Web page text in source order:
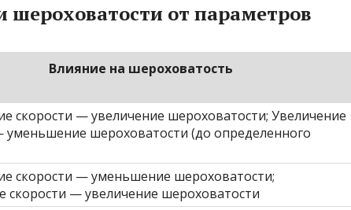
шероховатости от параметров
Влияние на шероховатость
скорости — увеличение шероховатости; Увеличение
уменьшение шероховатости (до определенного
скорости — уменьшение шероховатости;
скорости — увеличение шероховатости